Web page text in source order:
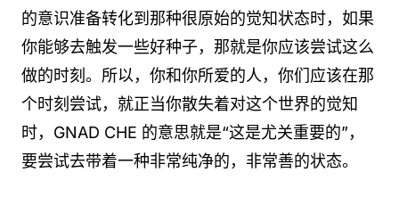
的意识准备转化到那种很原始的觉知状态时，如果
你能够去触发一些好种子，那就是你应该尝试这么
做的时刻。所以，你和你所爱的人，你们应该在那
个时刻尝试，就正当你散失着对这个世界的觉知
时，GNAD CHE 的意思就是“这是尤关重要的”，
要尝试去带着一种非常纯净的，非常善的状态。